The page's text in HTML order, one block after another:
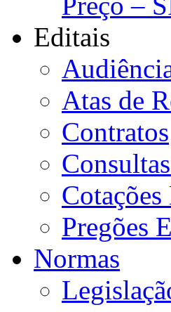
Editais
Atas de
Contratos
Pregões
Normas